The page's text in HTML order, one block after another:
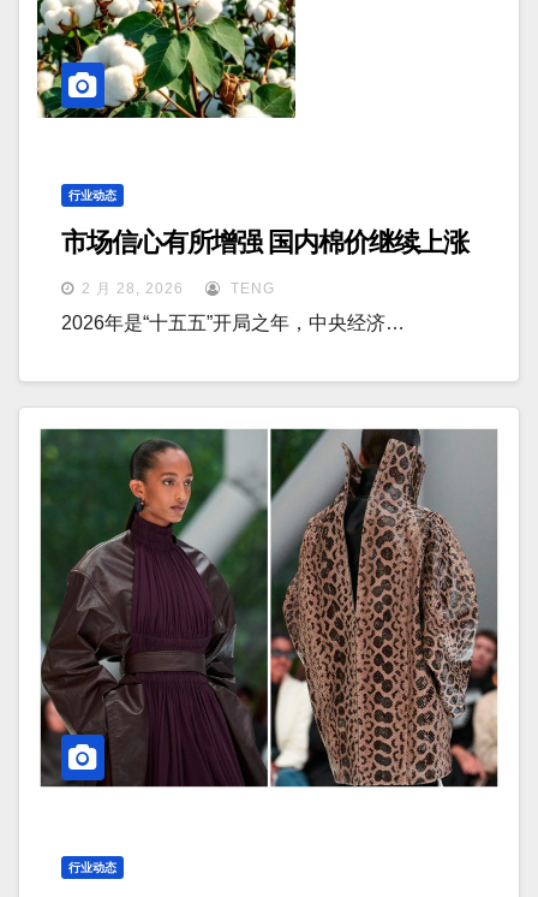
行业动态
市场信心有所增强 国内棉价继续上涨
2 月 28, 2026 TENG
2026年是“十五五”开局之年，中央经济…
行业动态